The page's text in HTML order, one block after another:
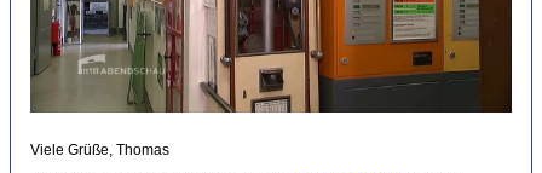
Viele Grüße, Thomas